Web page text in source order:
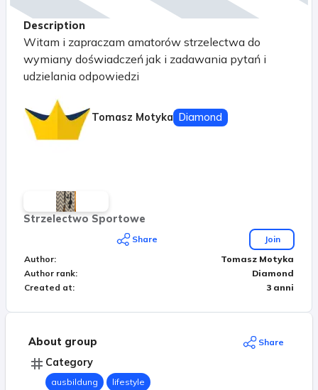
Description
Witam i zapraczam amatorów strzelectwa do
wymiany doświadczeń jak i zadawania pytań i
udzielania odpowiedzi
Tomasz Motyka Diamond
Strzelectwo Sportowe
Share
Join
Author:
Tomasz Motyka
Author rank:
Diamond
Created at: 3 anni
About group Share
Category
ausbildung lifestyle